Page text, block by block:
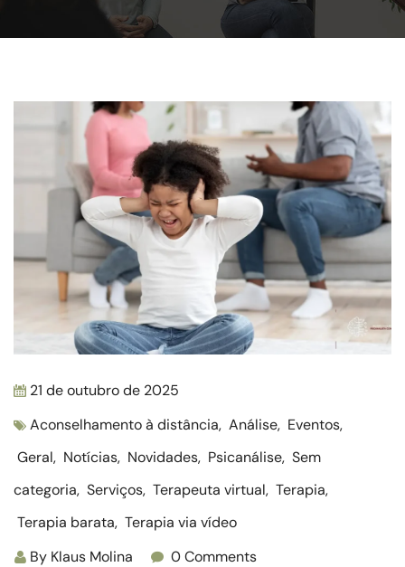
21 de outubro de 2025
Aconselhamento à distância, Análise, Eventos,
Geral, Notícias, Novidades, Psicanálise, Sem
categoria, Serviços, Terapeuta virtual, Terapia,
Terapia barata, Terapia via vídeo
By Klaus Molina 0 Comments